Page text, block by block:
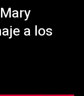
a los